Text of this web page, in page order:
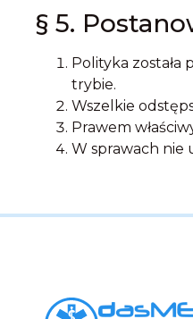
§ 5.
Polityka została
trybie.
Wszelkie
Prawem
W sprawach nie